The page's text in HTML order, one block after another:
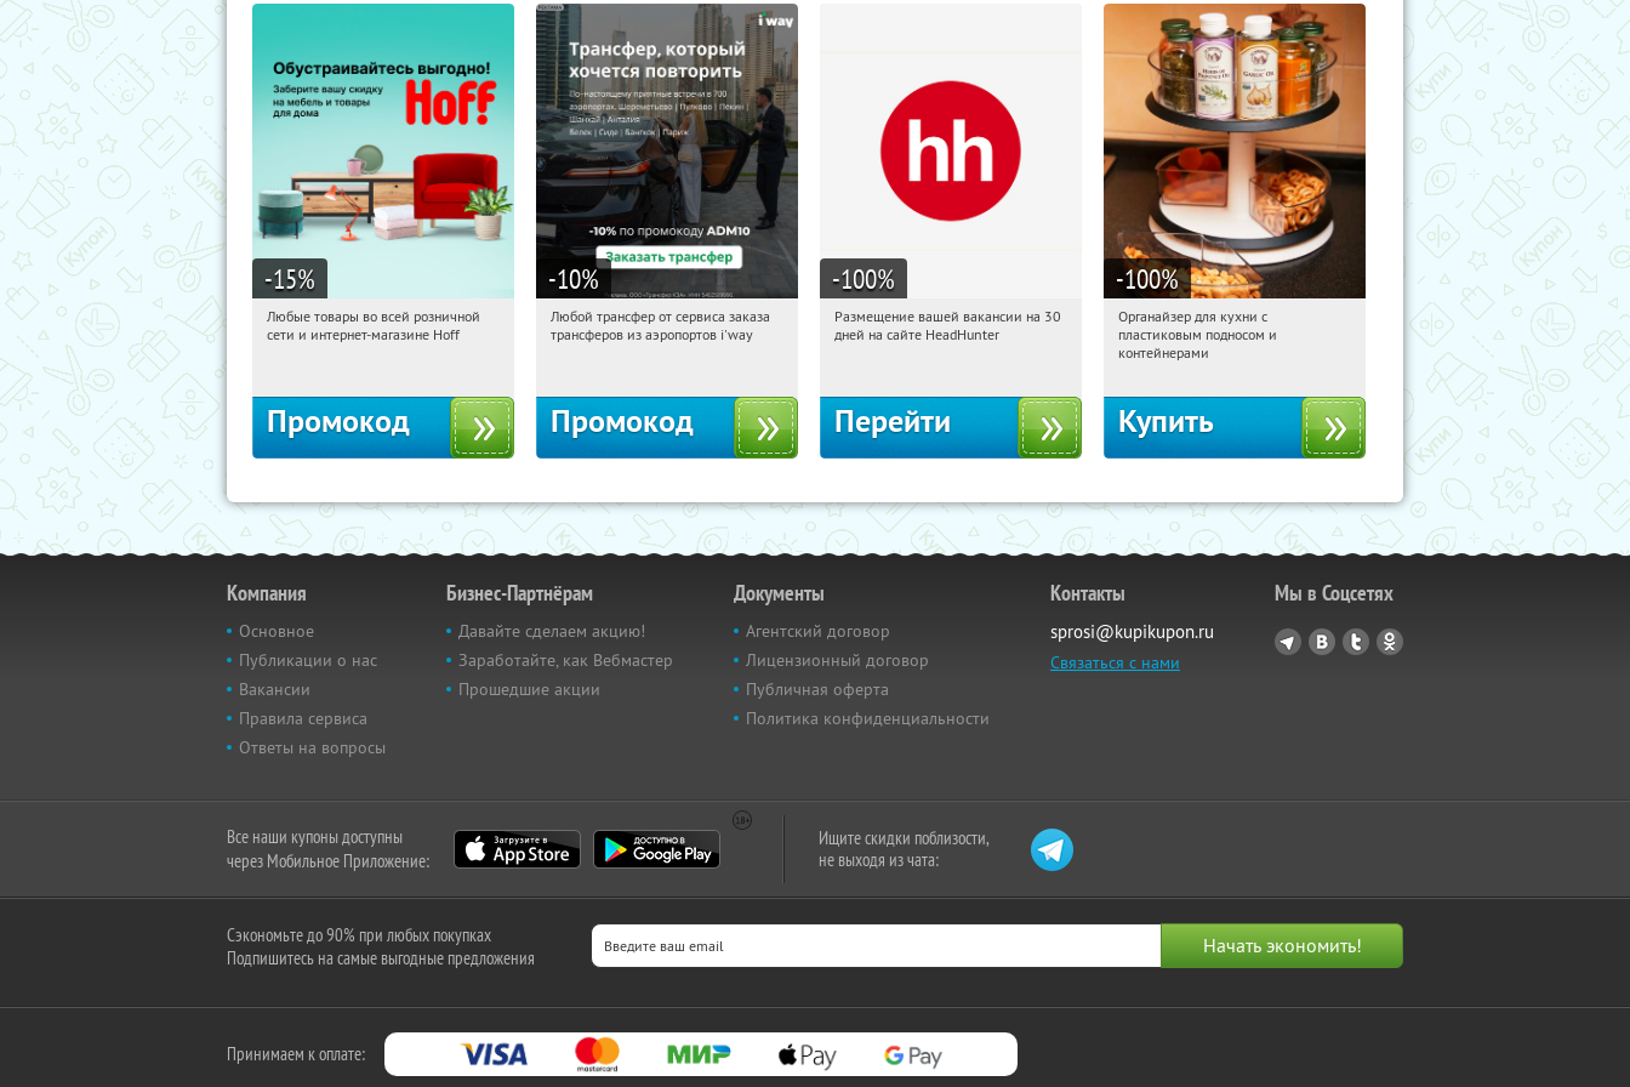
-15%
19:25:40 Получили:
Любые товары во всей розничной
сети и интернет-магазине Hoff
Промокод
-10%
19:25:40
Получи первым!
Любой трансфер от сервиса заказа
трансферов из аэропортов i'way
Промокод
-100%
19:25:40 Получили:
Размещение вашей вакансии на 30
дней на сайте HeadHunter
Перейти
-100%
19:25:40 Получили:
Россия
Органайзер для кухни с
пластиковым подносом и
контейнерами
Купить
Компания
Основное
Публикации о нас
Вакансии
Правила сервиса
Ответы на вопросы
Бизнес-Партнёрам
Давайте сделаем акцию!
Заработайте, как Вебмастер
Прошедшие акции
Документы
Агентский договор
Лицензионный договор
Публичная оферта
Политика конфиденциальности
Контакты
sprosi@kupikupon.ru
Связаться с нами
Мы в Соцсетях
Все наши купоны доступны
через Мобильное Приложение:
Ищите скидки поблизости,
не выходя из чата:
Сэкономьте до 90% при любых покупках
Подпишитесь на самые выгодные предложения
Принимаем к оплате: